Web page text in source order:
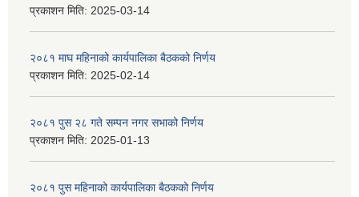
प्रकाशन मिति: 2025-03-14
२०८१ माघ महिनाको कार्यपालिका बैठकको निर्णय
प्रकाशन मिति: 2025-02-14
२०८१ पुस २८ गते सम्प‍न नगर सभाको निर्णय
प्रकाशन मिति: 2025-01-13
२०८१ पुस महिनाको कार्यपालिका बैठकको निर्णय